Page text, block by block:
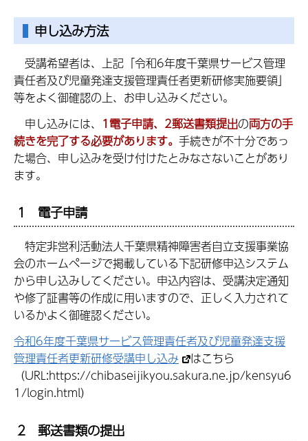
申し込み方法
受講希望者は、上記「令和6年度千葉県サービス管理
責任者及び児童発達支援管理責任者更新研修実施要領」
等をよく御確認の上、お申し込みください。
申し込みには、 1電子申請、2郵送書類提出の両方の手
続きを完了する必要があります。 手続きが不十分であっ
た場合、申し込みを受け付けたとみなさないことがあり
ます。
1 電子申請
特定非営利活動法人千葉県精神障害者自立支援事業協
会のホームページで掲載している下記研修申込システム
から申し込みしてください。申込内容は、受講決定通知
や修了証書等の作成に用いますので、正しく入力されて
いるかよく御確認ください。
令和6年度千葉県サービス管理責任者及び児童発達支援
管理責任者更新研修受講申し込み
はこちら
（URL:https://chibaseijikyou.sakura.ne.jp/kensyu6
1/login.html）
2 郵送書類の提出